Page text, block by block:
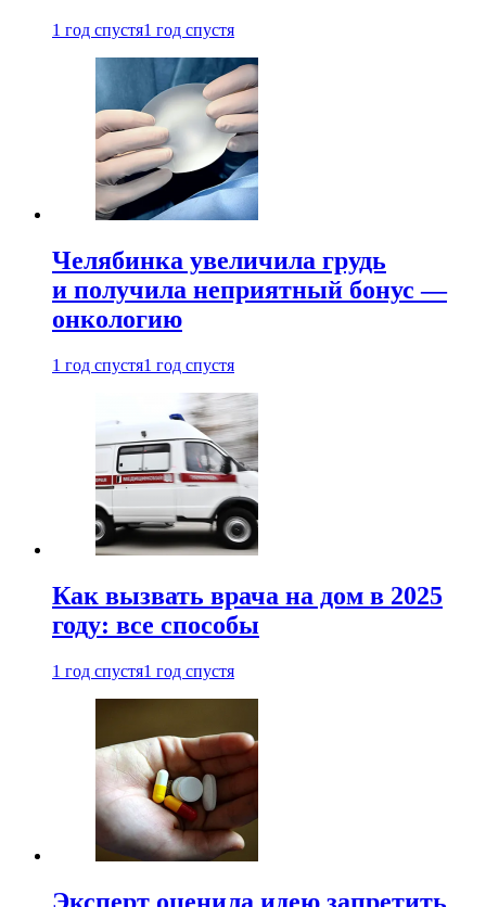
1 год спустя1 год спустя
Челябинка увеличила грудь
и получила неприятный бонус —
онкологию
1 год спустя1 год спустя
Как вызвать врача на дом в 2025
году: все способы
1 год спустя1 год спустя